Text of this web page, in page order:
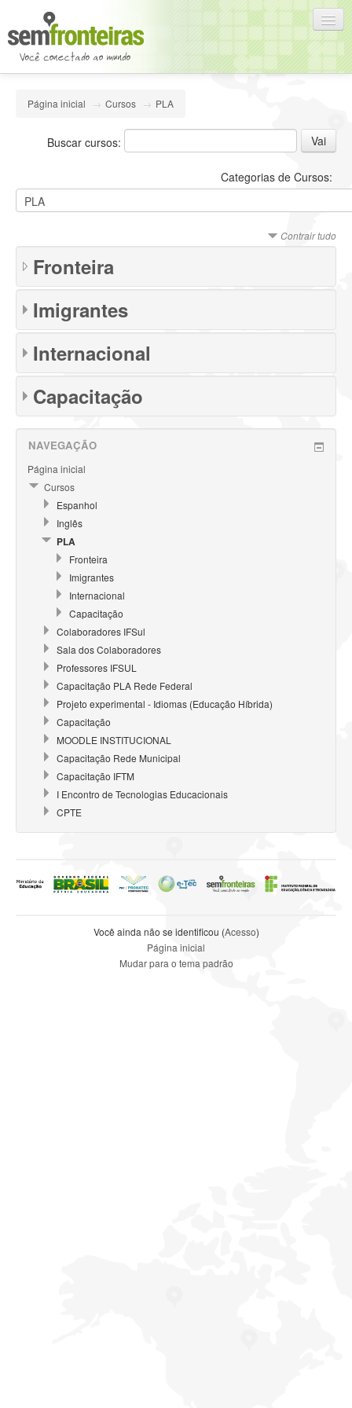
Página inicial → Cursos → PLA
Buscar cursos:
Categorias de Cursos:
Contrair tudo
Fronteira
Imigrantes
Internacional
Capacitação
NAVEGAÇÃO
Página inicial
Cursos
Espanhol
Inglês
PLA
Fronteira
Imigrantes
Internacional
Capacitação
Colaboradores IFSul
Sala dos Colaboradores
Professores IFSUL
Capacitação PLA Rede Federal
Projeto experimental - Idiomas (Educação Híbrida)
Capacitação
MOODLE INSTITUCIONAL
Capacitação Rede Municipal
Capacitação IFTM
I Encontro de Tecnologias Educacionais
CPTE
Você ainda não se identificou (Acesso)
Página inicial
Mudar para o tema padrão